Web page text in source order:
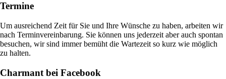
Termine
Um ausreichend Zeit für Sie und Ihre Wünsche zu haben, arbeiten wir
nach Terminvereinbarung. Sie können uns jederzeit aber auch spontan
besuchen, wir sind immer bemüht die Wartezeit so kurz wie möglich
zu halten.
Charmant bei Facebook